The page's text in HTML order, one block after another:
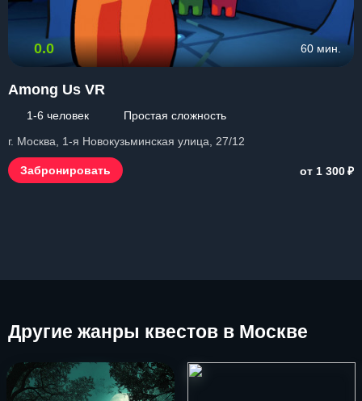
0.0 60 мин.
Among Us VR
1-6 человек
Простая сложность
г. Москва, 1-я Новокузьминская улица, 27/12
Забронировать от 1 300₽
Другие жанры квестов в Москве